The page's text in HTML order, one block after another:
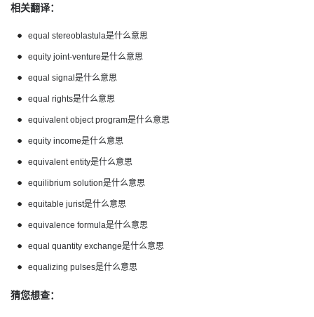
相关翻译：
equal stereoblastula是什么意思
equity joint-venture是什么意思
equal signal是什么意思
equal rights是什么意思
equivalent object program是什么意思
equity income是什么意思
equivalent entity是什么意思
equilibrium solution是什么意思
equitable jurist是什么意思
equivalence formula是什么意思
equal quantity exchange是什么意思
equalizing pulses是什么意思
猜您想查：